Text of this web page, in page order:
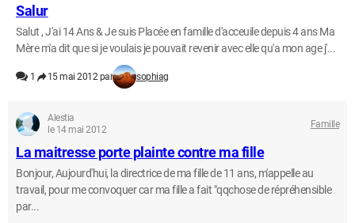
Salur
Salut , J'ai 14 Ans & Je suis Placée en famille d'acceuile depuis 4 ans Ma
Mère m'a dit que si je voulais je pouvait revenir avec elle qu'a mon age j'...
1 15 mai 2012 par sophiag
Alestia
le 14 mai 2012
Famille
La maitresse porte plainte contre ma fille
Bonjour, Aujourd'hui, la directrice de ma fille de 11 ans, m'appelle au
travail, pour me convoquer car ma fille a fait "qqchose de répréhensible
par...